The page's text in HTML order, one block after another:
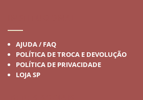
AJUDA / FAQ
POLÍTICA DE TROCA E DEVOLUÇÃO
POLÍTICA DE PRIVACIDADE
LOJA SP